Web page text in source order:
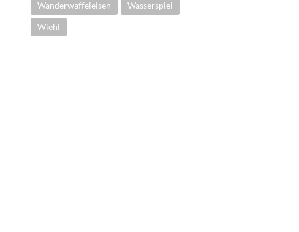
Wanderwaffeleisen Wasserspiel
Wiehl